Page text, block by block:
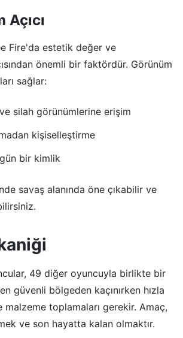
Açıcı
Fire'da estetik değer ve
önemli bir faktördür. Görünüm
sağlar:
silah görünümlerine erişim
kişiselleştirme
bir kimlik
savaş alanında öne çıkabilir ve
49 diğer oyuncuyla birlikte bir
güvenli bölgeden kaçınırken hızla
malzeme toplamaları gerekir. Amaç,
ve son hayatta kalan olmaktır.